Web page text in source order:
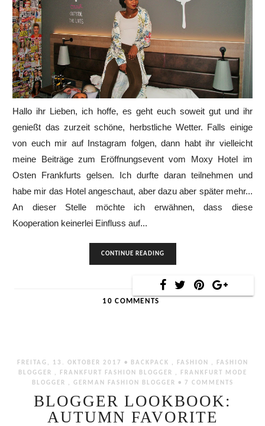
Hallo ihr Lieben, ich hoffe, es geht euch soweit gut und ihr
genießt das zurzeit schöne, herbstliche Wetter. Falls einige
von euch mir auf Instagram folgen, dann habt ihr vielleicht
meine Beiträge zum Eröffnungsevent vom Moxy Hotel im
Osten Frankfurts gelsen. Ich durfte daran teilnehmen und
habe mir das Hotel angeschaut, aber dazu aber später mehr...
An dieser Stelle möchte ich erwähnen, dass diese
Kooperation keinerlei Einfluss auf...
CONTINUE READING
10 COMMENTS
FREITAG, 13. OKTOBER 2017 • BACKPACK , FASHION ,
FASHION
BLOGGER
, FRANKFURT FASHION BLOGGER ,
FRANKFURT MODE
BLOGGER
, GERMAN FASHION BLOGGER • 7 COMMENTS
BLOGGER LOOKBOOK:
AUTUMN FAVORITE